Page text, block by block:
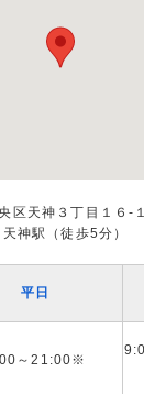
区天神３丁目１６-
神駅（徒歩5分）
平日
～21:00※